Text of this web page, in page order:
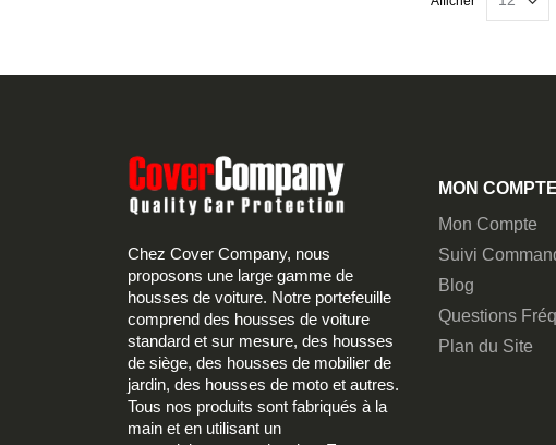
Chez Cover Company, nous
proposons une large gamme de
housses de voiture. Notre portefeuille
comprend des housses de voiture
standard et sur mesure, des housses
de siège, des housses de mobilier de
jardin, des housses de moto et autres.
Tous nos produits sont fabriqués à la
main et en utilisant un
MON COMPTE
Mon Compte
Suivi
Blog
Questions
Plan du Site